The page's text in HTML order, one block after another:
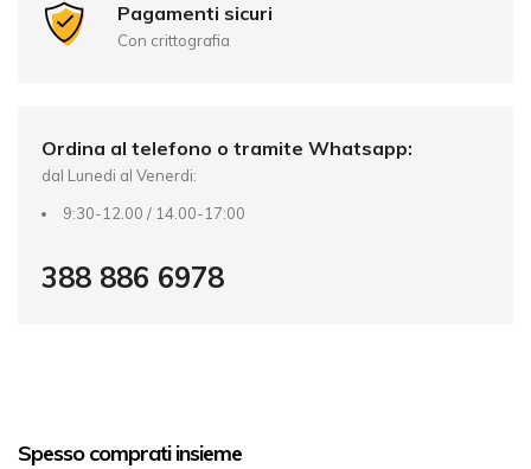
Pagamenti sicuri
Con crittografia
Ordina al telefono o tramite Whatsapp:
dal Lunedi al Venerdi:
9:30-12.00 / 14.00-17:00
388 886 6978
Spesso comprati insieme